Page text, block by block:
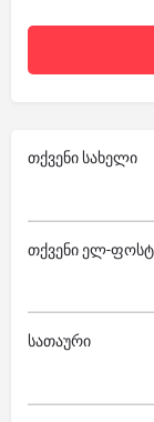
თქვენი სახელი
თქვენი ელ-
სათაური